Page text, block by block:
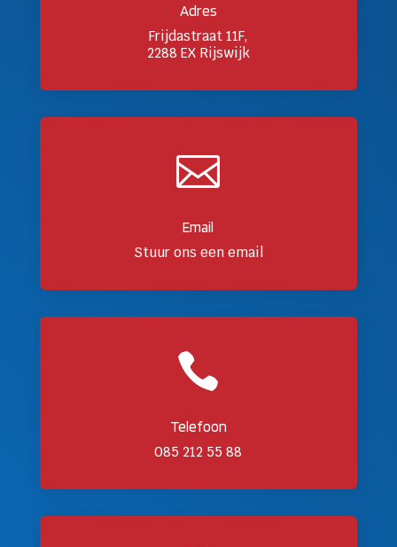
Adres
Frijdastraat 11F,
2288 EX Rijswijk

Email
Stuur ons een email

Telefoon
085 212 55 88